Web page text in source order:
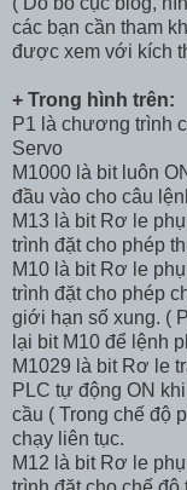
các bạn cần tham
được xem với kích
+ Trong hình trên:
P1 là chương trình
Servo
M1000 là bit luôn
đầu vào cho câu
M13 là bit Rơ le
trình đặt cho phép
M10 là bit Rơ le
trình đặt cho phép
giới hạn số xung. (
lại bit M10 để lệnh
M1029 là bit Rơ le
PLC tự động ON
cầu ( Trong chế độ
chạy liên tục.
M12 là bit Rơ le